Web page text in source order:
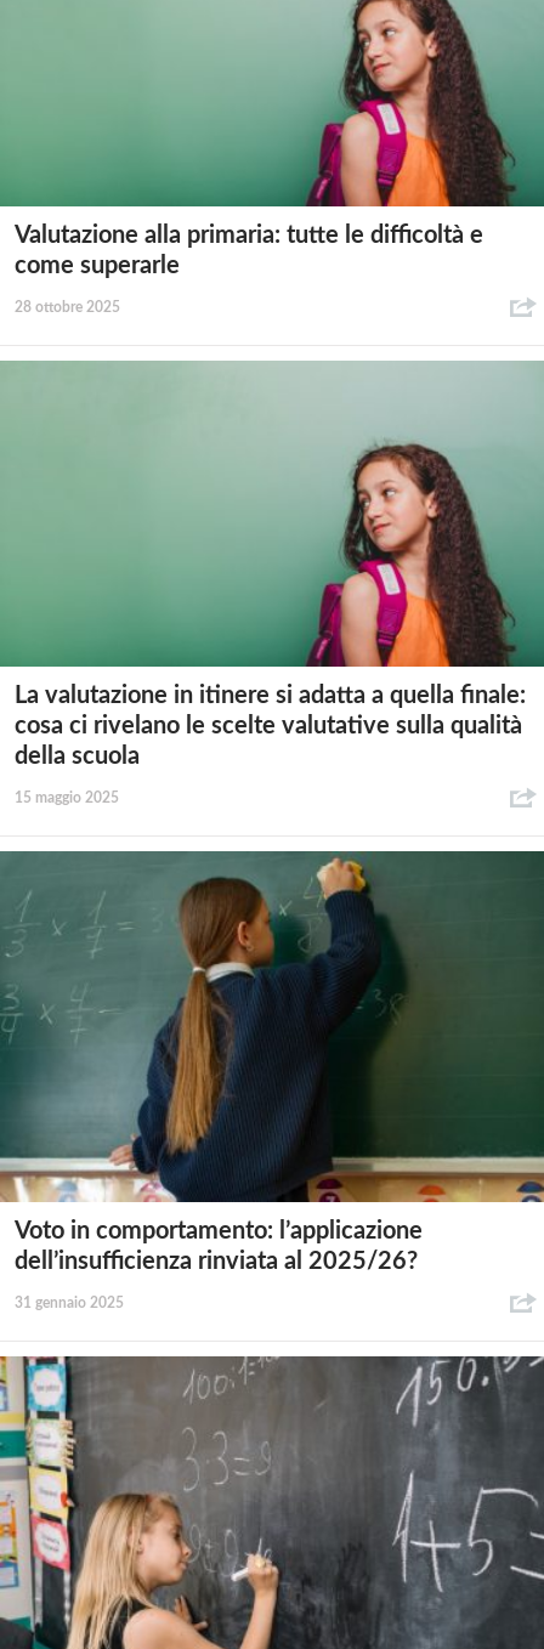
Valutazione alla primaria: tutte le difficoltà e
come superarle
28 ottobre 2025
La valutazione in itinere si adatta a quella finale:
cosa ci rivelano le scelte valutative sulla qualità
della scuola
15 maggio 2025
Voto in comportamento: l’applicazione
dell’insufficienza rinviata al 2025/26?
31 gennaio 2025